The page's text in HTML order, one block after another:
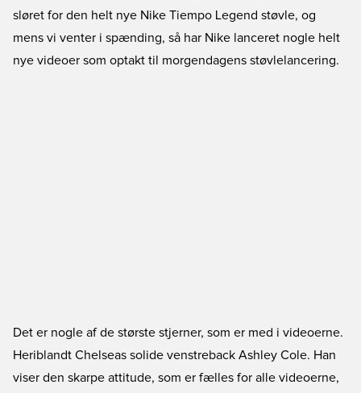
sløret for den helt nye Nike Tiempo Legend støvle, og
mens vi venter i spænding, så har Nike lanceret nogle helt
nye videoer som optakt til morgendagens støvlelancering.
Det er nogle af de største stjerner, som er med i videoerne.
Heriblandt Chelseas solide venstreback Ashley Cole. Han
viser den skarpe attitude, som er fælles for alle videoerne,